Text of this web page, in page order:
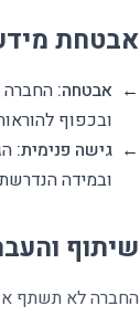
אבטחת
← אבטחה: החברה
ובכפוף
← גישה פנימית:
ובמידה
שיתוף
החברה לא תשתף